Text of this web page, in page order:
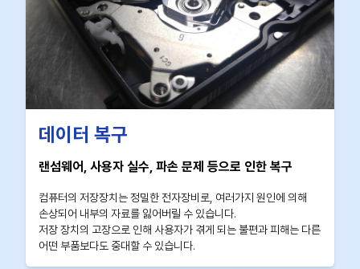
데이터 복구
랜섬웨어, 사용자 실수, 파손 문제 등으로 인한 복구
컴퓨터의 저장장치는 정밀한 전자장비로, 여러가지 원인에 의해
손상되어 내부의 자료를 잃어버릴 수 있습니다.
저장 장치의 고장으로 인해 사용자가 겪게 되는 불편과 피해는 다른
어떤 부품보다도 중대할 수 있습니다.